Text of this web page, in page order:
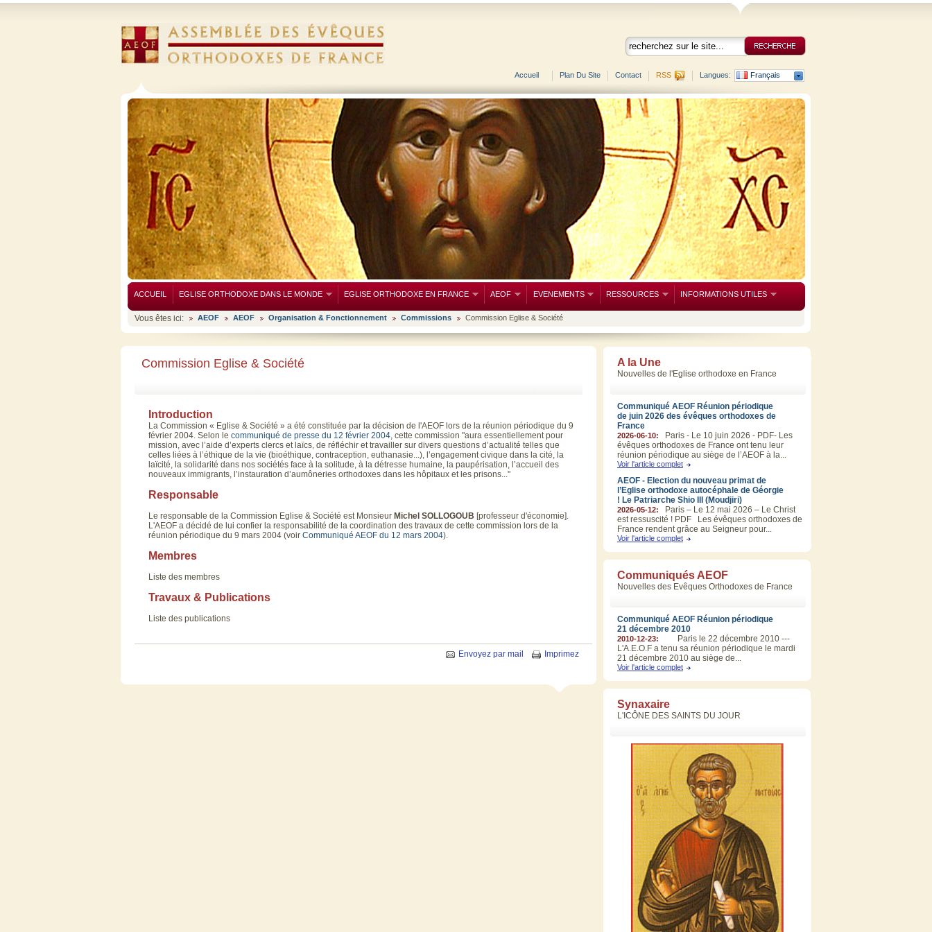
Langues: Français
RSS
Contact
Plan Du Site
Accueil
ACCUEIL EGLISE ORTHODOXE DANS LE MONDE EGLISE ORTHODOXE EN FRANCE AEOF EVENEMENTS RESSOURCES INFORMATIONS UTILES
Vous êtes ici: AEOF AEOF Organisation & Fonctionnement Commissions Commission Eglise & Société
Commission Eglise & Société
Introduction
La Commission « Eglise & Société » a été constituée par la décision de l'AEOF lors de la réunion périodique du 9
février 2004. Selon le communiqué de presse du 12 février 2004 , cette commission "aura essentiellement pour
mission, avec l’aide d’experts clercs et laïcs, de réfléchir et travailler sur divers questions d’actualité telles que
celles liées à l’éthique de la vie (bioéthique, contraception, euthanasie...), l’engagement civique dans la cité, la
laïcité, la solidarité dans nos sociétés face à la solitude, à la détresse humaine, la paupérisation, l’accueil des
nouveaux immigrants, l’instauration d’aumôneries orthodoxes dans les hôpitaux et les prisons..."
Responsable
Le responsable de la Commission Eglise & Société est Monsieur Michel SOLLOGOUB [professeur d'économie].
L'AEOF a décidé de lui confier la responsabilité de la coordination des travaux de cette commission lors de la
réunion périodique du 9 mars 2004 (voir Communiqué AEOF du 12 mars 2004).
Membres
Liste des membres
Travaux & Publications
Liste des publications
Imprimez
Envoyez par mail
A la Une
Nouvelles de l'Eglise orthodoxe en France
Communiqué AEOF Réunion périodique
de juin 2026 des évêques orthodoxes de
France
2026-06-10:
Paris - Le 10 juin 2026 - PDF- Les
évêques orthodoxes de France ont tenu leur
réunion périodique au siège de l’AEOF à la...
Voir l'article complet
AEOF - Election du nouveau primat de
l’Eglise orthodoxe autocéphale de Géorgie
! Le Patriarche Shio III (Moudjiri)
2026-05-12:
Paris – Le 12 mai 2026 – Le Christ
est ressuscité ! PDF Les évêques orthodoxes de
France rendent grâce au Seigneur pour...
Voir l'article complet
Communiqués AEOF
Nouvelles des Evêques Orthodoxes de France
Communiqué AEOF Réunion périodique
21 décembre 2010
2010-12-23:
Paris le 22 décembre 2010 ---
L'A.E.O.F a tenu sa réunion périodique le mardi
21 décembre 2010 au siège de...
Voir l'article complet
Synaxaire
L'ICÔNE DES SAINTS DU JOUR